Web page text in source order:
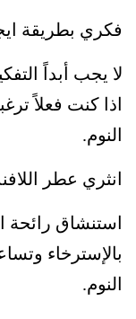
فكري بطريقة
لا يجب أبداً
اذا كنت فعلاً
النوم.
انثري عطر
استنشاق رائحة
بالإسترخاء
النوم.